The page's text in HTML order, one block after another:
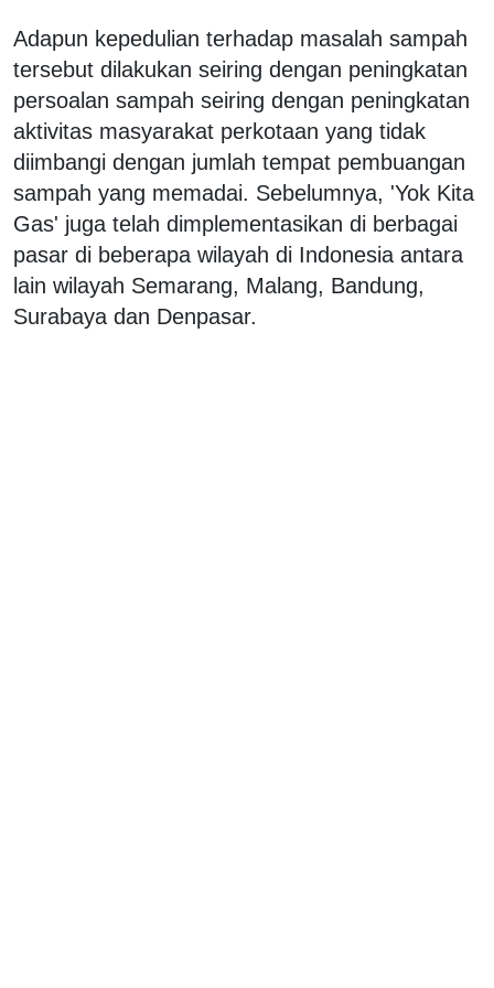
Adapun kepedulian terhadap masalah sampah
tersebut dilakukan seiring dengan peningkatan
persoalan sampah seiring dengan peningkatan
aktivitas masyarakat perkotaan yang tidak
diimbangi dengan jumlah tempat pembuangan
sampah yang memadai. Sebelumnya, 'Yok Kita
Gas' juga telah dimplementasikan di berbagai
pasar di beberapa wilayah di Indonesia antara
lain wilayah Semarang, Malang, Bandung,
Surabaya dan Denpasar.